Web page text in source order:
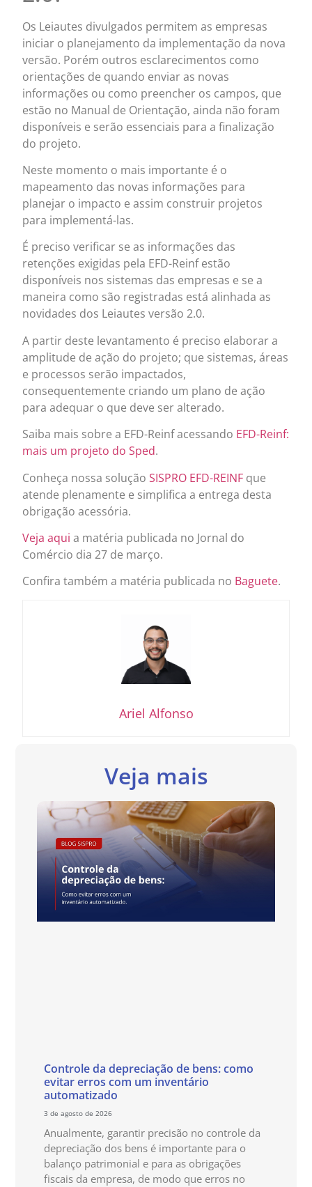
Os Leiautes divulgados permitem as empresas
iniciar o planejamento da implementação da nova
versão. Porém outros esclarecimentos como
orientações de quando enviar as novas
informações ou como preencher os campos, que
estão no Manual de Orientação, ainda não foram
disponíveis e serão essenciais para a finalização
do projeto.
Neste momento o mais importante é o
mapeamento das novas informações para
planejar o impacto e assim construir projetos
para implementá-las.
É preciso verificar se as informações das
retenções exigidas pela EFD-Reinf estão
disponíveis nos sistemas das empresas e se a
maneira como são registradas está alinhada as
novidades dos Leiautes versão 2.0.
A partir deste levantamento é preciso elaborar a
amplitude de ação do projeto; que sistemas, áreas
e processos serão impactados,
consequentemente criando um plano de ação
para adequar o que deve ser alterado.
Saiba mais sobre a EFD-Reinf acessando EFD-Reinf:
mais um projeto do Sped.
Conheça nossa soluçãoSISPRO EFD-REINF que
atende plenamente e simplifica a entrega desta
obrigação acessória.
Veja aquia matéria publicada no Jornal do
Comércio dia 27 de março.
Confira também a matéria publicada no Baguete.
Ariel Alfonso
Veja mais
Controle da depreciação de bens: como
evitar erros com um inventário
automatizado
3 de agosto de 2026
Anualmente, garantir precisão no controle da
depreciação dos bens é importante para o
balanço patrimonial e para as obrigações
fiscais da empresa, de modo que erros no